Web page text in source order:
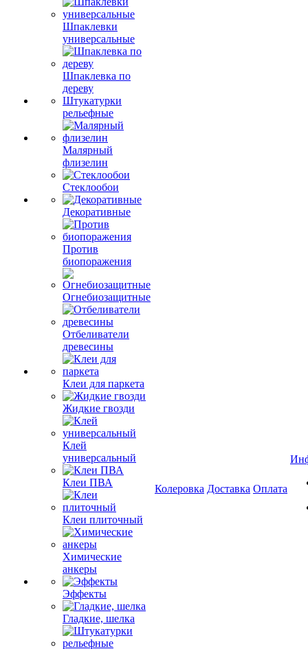
Шпаклевки
универсальные
Шпаклевка по
дереву
Штукатурки
рельефные
Малярный
флизелин
Стеклообои
Декоративные
Против
биопоражения
Огнебиозащитные
Отбеливатели
древесины
Клеи для паркета
Жидкие гвозди
Клей
универсальный
Клеи ПВА
Клеи плиточный
Химические
анкеры
Эффекты
Гладкие, шелка
Колеровка Доставка Оплата